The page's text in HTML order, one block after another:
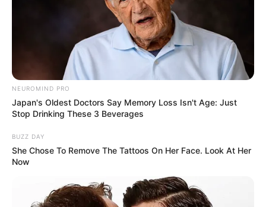
NEUROMIND PRO
Japan's Oldest Doctors Say Memory Loss Isn't Age: Just
Stop Drinking These 3 Beverages
BUZZ DAY
She Chose To Remove The Tattoos On Her Face. Look At Her
Now